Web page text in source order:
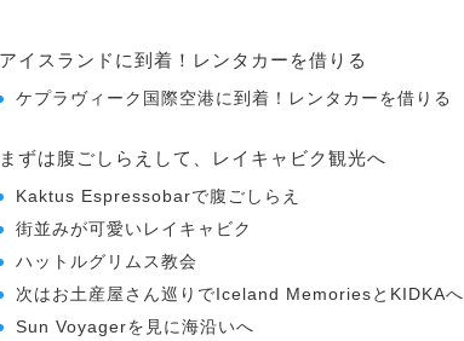
アイスランドに到着！レンタカーを借りる
ケプラヴィーク国際空港に到着！レンタカーを借りる
まずは腹ごしらえして、レイキャビク観光へ
Kaktus Espressobarで腹ごしらえ
街並みが可愛いレイキャビク
ハットルグリムス教会
次はお土産屋さん巡りでIceland MemoriesとKIDKAへ
Sun Voyagerを見に海沿いへ